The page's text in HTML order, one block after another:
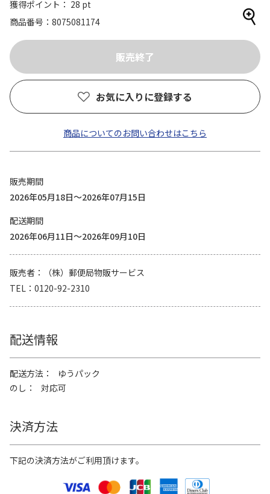
獲得ポイント： 28 pt
商品番号
8075081174
お気に入りに登録する
商品についてのお問い合わせはこちら
販売期間
2026年05月18日～2026年07月15日
配送期間
2026年06月11日～2026年09月10日
販売者
（株）郵便局物販サービス
TEL
0120-92-2310
配送情報
配送方法
ゆうパック
のし
対応可
決済方法
下記の決済方法がご利用頂けます。